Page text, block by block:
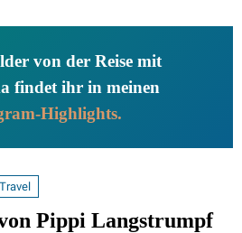
von der Reise mit
findet ihr in meinen
Highlights.
Travel
Pippi Langstrumpf